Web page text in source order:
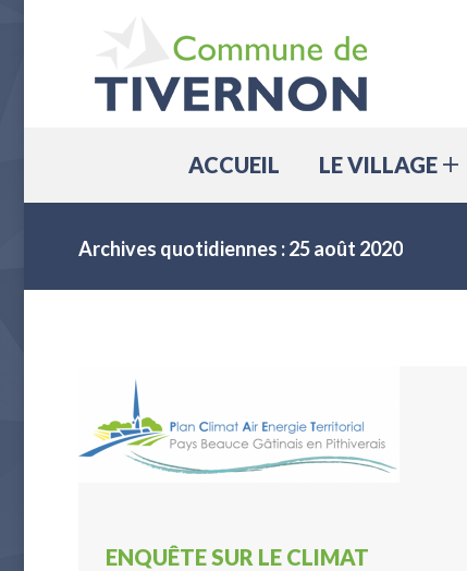
ACCUEIL LE VILLAGE
Archives quotidiennes :25 août 2020
ENQUÊTE SUR LE CLIMAT